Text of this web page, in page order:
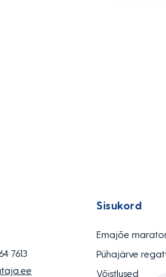
7613
Sisukord
Emajõe
Pühajärve
Võistlused